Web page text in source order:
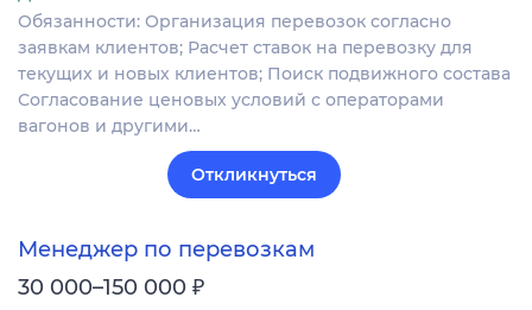
Обязанности: Организация перевозок согласно
заявкам клиентов; Расчет ставок на перевозку для
текущих и новых клиентов; Поиск подвижного состава
Согласование ценовых условий с операторами
вагонов и другими…
Откликнуться
Менеджер по перевозкам
30 000–150 000 ₽